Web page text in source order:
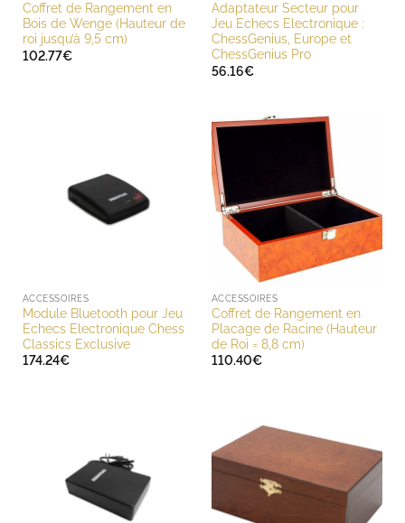
Coffret de Rangement en
Bois de Wenge (Hauteur de
roi jusqu’à 9,5 cm)
102.77€
Adaptateur Secteur pour
Jeu Echecs Electronique :
ChessGenius, Europe et
ChessGenius Pro
56.16€
ACCESSOIRES
Module Bluetooth pour Jeu
Echecs Electronique Chess
Classics Exclusive
174.24€
ACCESSOIRES
Coffret de Rangement en
Placage de Racine (Hauteur
de Roi = 8,8 cm)
110.40€